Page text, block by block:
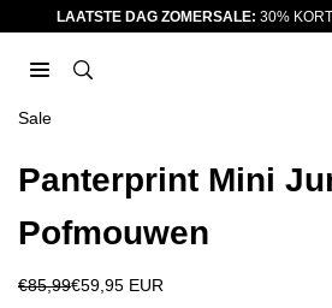
naar
inhoud
LAATSTE DAG ZOMERSALE: 30%
Sale
Panterprint Mini
Pofmouwen
Reguliere
€85,99€59,95 EUR